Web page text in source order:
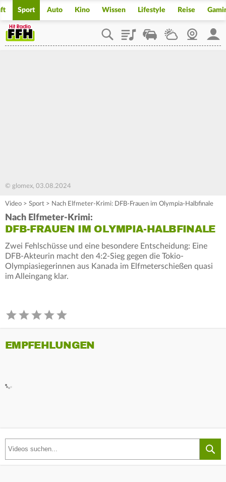
Sport Auto Kino Wissen Lifestyle Reise
PlaylistStaupilotWetterWebcam
© glomex, 03.08.2024
Video > Sport > Nach Elfmeter-Krimi: DFB-Frauen im Olympia-Halbfinale
Nach Elfmeter-Krimi:
DFB-FRAUEN IM OLYMPIA-HALBFINALE
Zwei Fehlschüsse und eine besondere Entscheidung: Eine
DFB-Akteurin macht den 4:2-Sieg gegen die Tokio-
Olympiasiegerinnen aus Kanada im Elfmeterschießen quasi
im Alleingang klar.
EMPFEHLUNGEN